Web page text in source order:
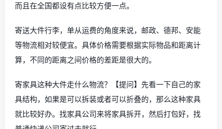
而且在全国都设有点比较方便一点。
寄送大件行李，单从运费的角度来说，邮政、德邦、安能
等物流相对较便宜。具体价格需要根据实际物品和距离计
算，不同的距离之间价格的差距是很大的。
寄家具这种大件走什么物流？【提问】先看一下自己的家
具结构，如果是可以拆装或者可以折叠的，那么这种家具
就比较好办。找家具公司来将家具拆开，然后打包好，找